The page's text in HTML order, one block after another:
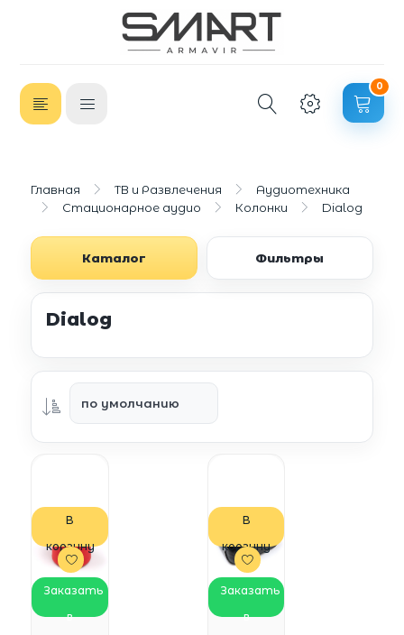
0
Главная ТВ и Развлечения
Аудиотехника
Стационарное аудио
Колонки Dialog
Каталог Фильтры
Dialog
В
корзину
Заказать
в
В
корзину
Заказать
в